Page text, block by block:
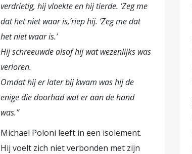
verdrietig, hij vloekte en hij tierde. ‘Zeg me
dat het niet waar is,’riep hij. ‘Zeg me dat
het niet waar is.’
Hij schreeuwde alsof hij wat wezenlijks was
verloren.
Omdat hij er later bij kwam was hij de
enige die doorhad wat er aan de hand
was.”
Michael Poloni leeft in een isolement.
Hij voelt zich niet verbonden met zijn